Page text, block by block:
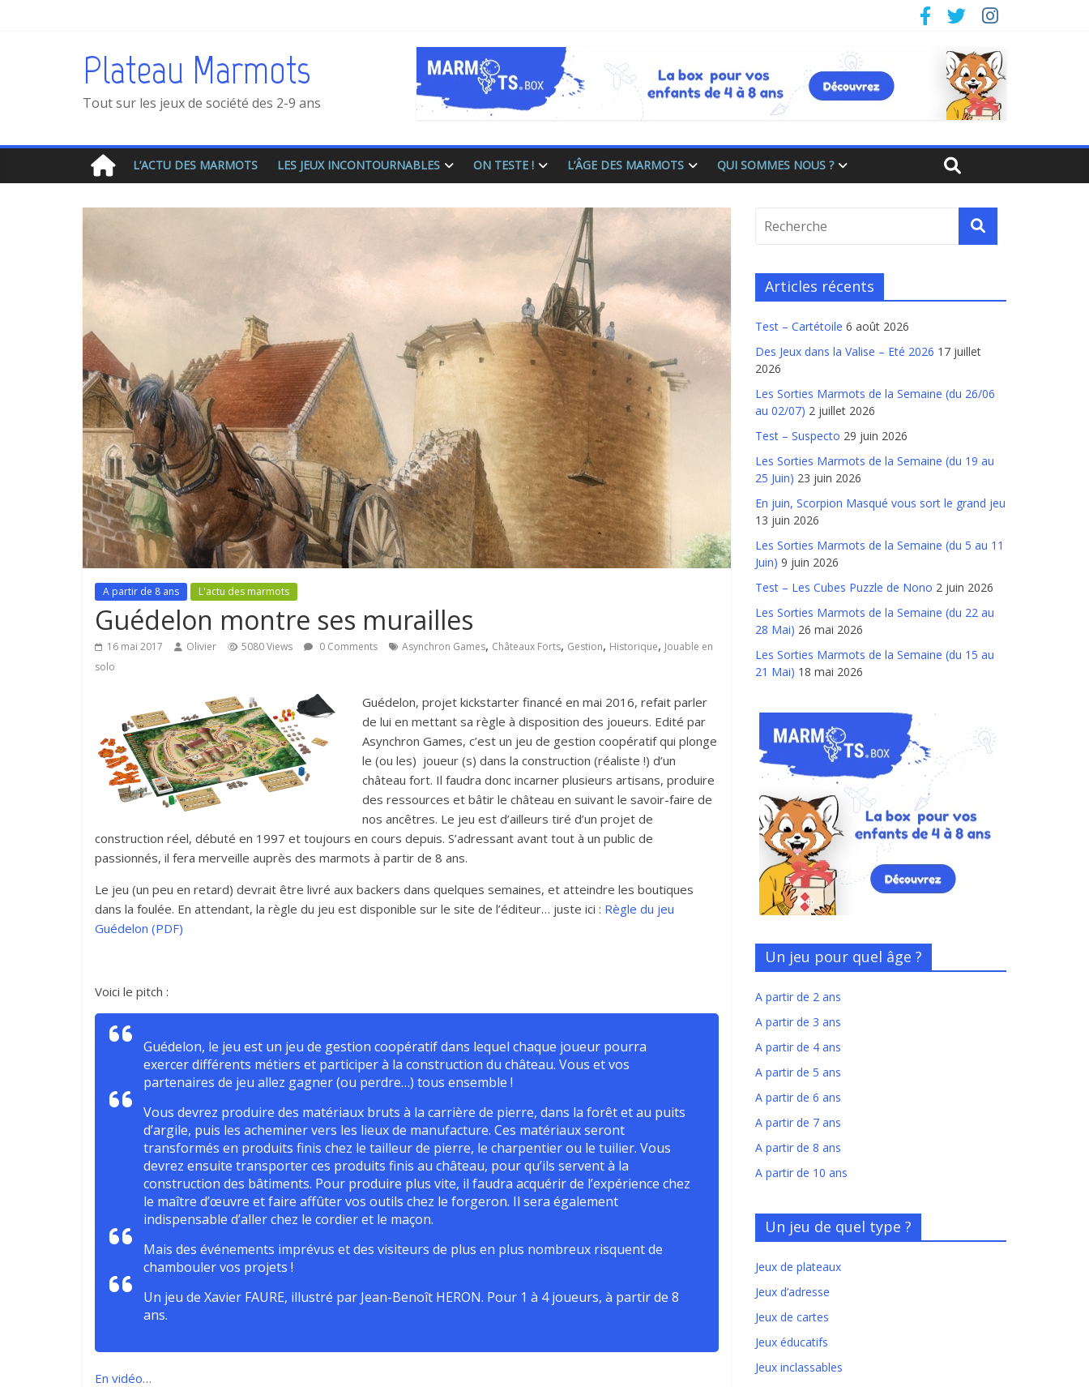
Plateau Marmots
Tout sur les jeux de société des 2-9 ans
L’ACTU DES MARMOTS LES JEUX INCONTOURNABLES ON TESTE ! L’ÂGE DES MARMOTS QUI SOMMES NOUS ?
A partir de 8 ans L'actu des marmots
Guédelon montre ses murailles
16 mai 2017 Olivier 5080 Views 0 Comments Asynchron Games, Châteaux Forts, Gestion, Historique, Jouable en
solo
Guédelon, projet kickstarter financé en mai 2016, refait parler
de lui en mettant sa règle à disposition des joueurs. Edité par
Asynchron Games, c’est un jeu de gestion coopératif qui plonge
le (ou les) joueur (s) dans la construction (réaliste !) d’un
château fort. Il faudra donc incarner plusieurs artisans, produire
des ressources et bâtir le château en suivant le savoir-faire de
nos ancêtres. Le jeu est d’ailleurs tiré d’un projet de
construction réel, débuté en 1997 et toujours en cours depuis. S’adressant avant tout à un public de
passionnés, il fera merveille auprès des marmots à partir de 8 ans.
Le jeu (un peu en retard) devrait être livré aux backers dans quelques semaines, et atteindre les boutiques
dans la foulée. En attendant, la règle du jeu est disponible sur le site de l’éditeur… juste ici : Règle du jeu
Guédelon (PDF)
Voici le pitch :
Guédelon, le jeu est un jeu de gestion coopératif dans lequel chaque joueur pourra
exercer différents métiers et participer à la construction du château. Vous et vos
partenaires de jeu allez gagner (ou perdre…) tous ensemble !
Vous devrez produire des matériaux bruts à la carrière de pierre, dans la forêt et au puits
d’argile, puis les acheminer vers les lieux de manufacture. Ces matériaux seront
transformés en produits finis chez le tailleur de pierre, le charpentier ou le tuilier. Vous
devrez ensuite transporter ces produits finis au château, pour qu’ils servent à la
construction des bâtiments. Pour produire plus vite, il faudra acquérir de l’expérience chez
le maître d’œuvre et faire affûter vos outils chez le forgeron. Il sera également
indispensable d’aller chez le cordier et le maçon.
Mais des événements imprévus et des visiteurs de plus en plus nombreux risquent de
chambouler vos projets !
Un jeu de Xavier FAURE, illustré par Jean-Benoît HERON. Pour 1 à 4 joueurs, à partir de 8
ans.
En vidéo…
Articles récents
Test – Cartétoile 6 août 2026
Des Jeux dans la Valise – Eté 2026 17 juillet
2026
Les Sorties Marmots de la Semaine (du 26/06
au 02/07) 2 juillet 2026
Test – Suspecto 29 juin 2026
Les Sorties Marmots de la Semaine (du 19 au
25 Juin) 23 juin 2026
En juin, Scorpion Masqué vous sort le grand jeu
13 juin 2026
Les Sorties Marmots de la Semaine (du 5 au 11
Juin) 9 juin 2026
Test – Les Cubes Puzzle de Nono 2 juin 2026
Les Sorties Marmots de la Semaine (du 22 au
28 Mai) 26 mai 2026
Les Sorties Marmots de la Semaine (du 15 au
21 Mai) 18 mai 2026
Un jeu pour quel âge ?
A partir de 2 ans
A partir de 3 ans
A partir de 4 ans
A partir de 5 ans
A partir de 6 ans
A partir de 7 ans
A partir de 8 ans
A partir de 10 ans
Un jeu de quel type ?
Jeux de plateaux
Jeux d’adresse
Jeux de cartes
Jeux éducatifs
Jeux inclassables